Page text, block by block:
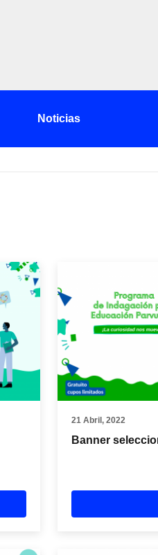
Noticias
21 Abril, 2022
Banner